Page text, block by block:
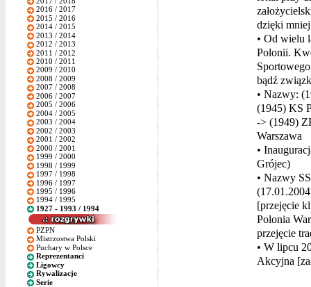
2016 / 2017
2015 / 2016
2014 / 2015
2013 / 2014
2012 / 2013
2011 / 2012
2010 / 2011
2009 / 2010
2008 / 2009
2007 / 2008
2006 / 2007
2005 / 2006
2004 / 2005
2003 / 2004
2002 / 2003
2001 / 2002
2000 / 2001
1999 / 2000
1998 / 1999
1997 / 1998
1996 / 1997
1995 / 1996
1994 / 1995
1927 - 1993 / 1994
PZPN
Mistrzostwa Polski
Puchary w Polsce
Reprezentanci
Ligowcy
Rywalizacje
Serie
dzięki
• Od wielu
Polonii.
bądź
• Nazwy:
(1945) KS
-> (1949)
Warszawa
•
Grójec)
• Nazwy
[przejęcie
Polonia
przejęcie
• W lipcu
Akcyjna